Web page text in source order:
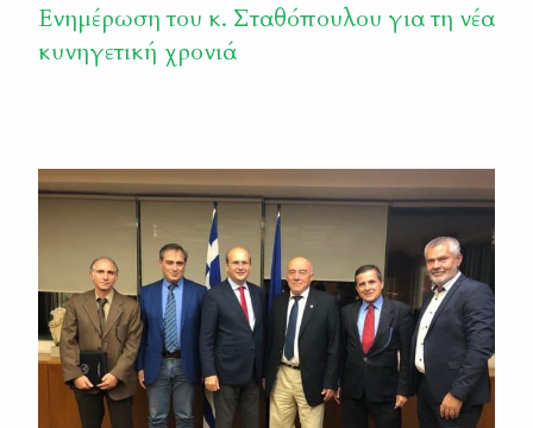
Ενημέρωση του κ. Σταθόπουλου για τη νέα
κυνηγετική χρονιά